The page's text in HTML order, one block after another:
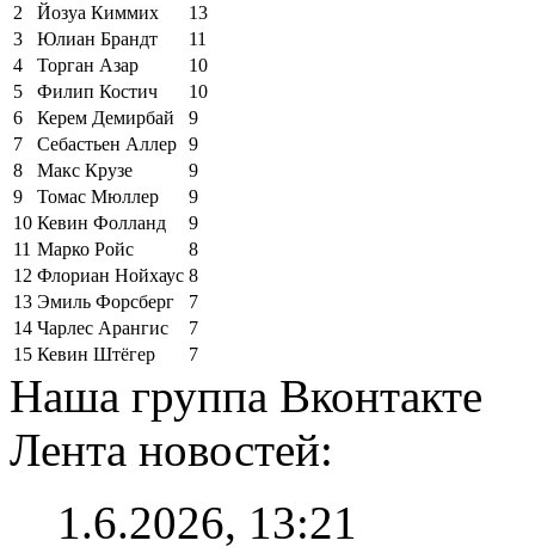
2
Йозуа Киммих
13
3
Юлиан Брандт
11
4
Торган Азар
10
5
Филип Костич
10
6
Керем Демирбай
9
7
Себастьен Аллер 9
8
Макс Крузе
9
9
Томас Мюллер
9
10 Кевин Фолланд
9
11 Марко Ройс
8
12 Флориан Нойхаус 8
13 Эмиль Форсберг
7
14 Чарлес Арангис
7
15 Кевин Штёгер 7
Наша группа Вконтакте
Лента новостей:
1.6.2026, 13:21